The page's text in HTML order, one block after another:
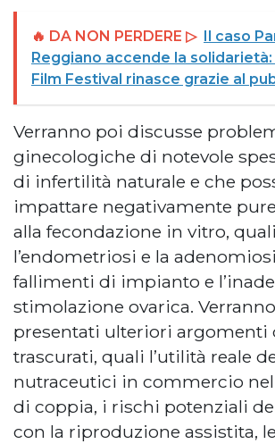
🔥 DA NON PERDERE ▷ Il caso
Reggiano accende la solidarietà:
Film Festival rinasce grazie al
Verranno poi discusse
ginecologiche di notevole
di infertilità naturale e che
impattare negativamente
alla fecondazione in vitro, quali
l’endometriosi e la
fallimenti di impianto e
stimolazione ovarica. Verranno
presentati ulteriori argomenti
trascurati, quali l’utilità reale
nutraceutici in commercio
di coppia, i rischi potenziali
con la riproduzione assistita, le